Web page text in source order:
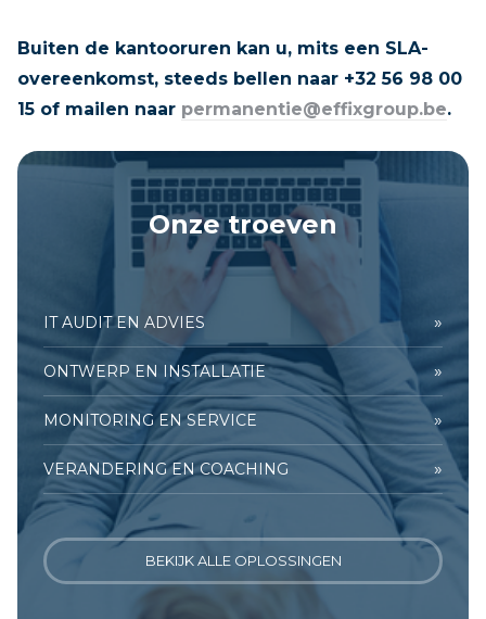
Buiten de kantooruren kan u, mits een SLA-
overeenkomst, steeds bellen naar +32 56 98 00
15 of mailen naar permanentie@effixgroup.be.
Onze troeven
IT AUDIT EN ADVIES »
ONTWERP EN INSTALLATIE »
MONITORING EN SERVICE »
VERANDERING EN COACHING »
BEKIJK ALLE OPLOSSINGEN